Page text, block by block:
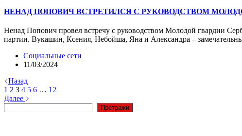
НЕНАД ПОПОВИЧ ВСТРЕТИЛСЯ С РУКОВОДСТВОМ
Ненад Попович провел встречу с руководством Молодой гвардии
партии. Вукашин, Ксения, Небойша, Яна и Александра –
Социальные сети
11/03/2024
Назад
1 2 3 4 5 6 … 12
Далее
Претражи